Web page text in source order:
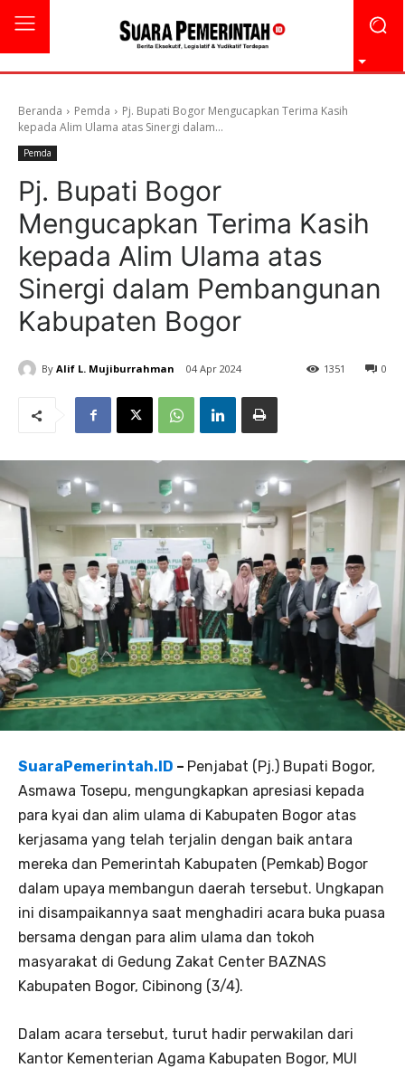
Beranda Pemda
Pj. Bupati Bogor Mengucapkan Terima Kasih
kepada Alim Ulama atas Sinergi dalam...
Pemda
Pj. Bupati Bogor
Mengucapkan Terima Kasih
kepada Alim Ulama atas
Sinergi dalam Pembangunan
Kabupaten Bogor
By Alif L. Mujiburrahman 04 Apr 2024 0
1351
SuaraPemerintah.ID – Penjabat (Pj.) Bupati Bogor,
Asmawa Tosepu, mengungkapkan apresiasi kepada
para kyai dan alim ulama di Kabupaten Bogor atas
kerjasama yang telah terjalin dengan baik antara
mereka dan Pemerintah Kabupaten (Pemkab) Bogor
dalam upaya membangun daerah tersebut. Ungkapan
ini disampaikannya saat menghadiri acara buka puasa
bersama dengan para alim ulama dan tokoh
masyarakat di Gedung Zakat Center BAZNAS
Kabupaten Bogor, Cibinong (3/4).
Dalam acara tersebut, turut hadir perwakilan dari
Kantor Kementerian Agama Kabupaten Bogor, MUI